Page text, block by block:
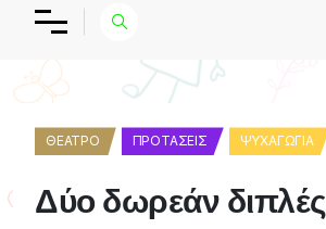
ΘΈΑΤΡΟ ΠΡΟΤΆΣΕΙΣ ΨΥΧΑΓΩΓΊΑ
Δύο δωρεάν διπλές